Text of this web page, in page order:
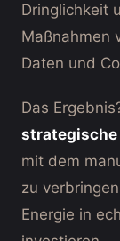
Dringlichkeit
Maßnahmen
Daten und
Das
mit dem
zu
Energie in